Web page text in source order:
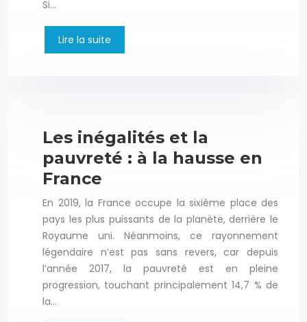
Si…
Lire la suite
Les inégalités et la
pauvreté : à la hausse en
France
En 2019, la France occupe la sixième place des
pays les plus puissants de la planète, derrière le
Royaume uni. Néanmoins, ce rayonnement
légendaire n’est pas sans revers, car depuis
l’année 2017, la pauvreté est en pleine
progression, touchant principalement 14,7 % de
la…